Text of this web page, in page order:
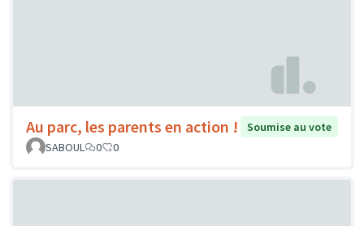
Au parc, les parents en action !
Soumise au vote
SABOUL
0 0